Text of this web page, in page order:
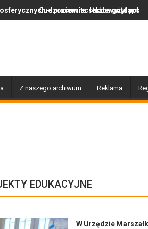
służba gołdapskich strażaków
lekceważył polskie prawo, więc Za
Z naszego archiwum Reklama
EDUKACYJNE
W Urzędzie